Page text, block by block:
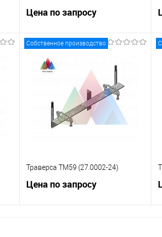
Цена по запросу
Запросить цену
Купить в 1 клик
К сравнению
В избранное
Под заказ
Собственное производство
Траверса ТМ59 (27.0002-24)
Цена по запросу